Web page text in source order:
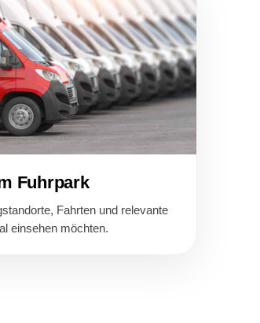
Fuhrpark
Fahrten und relevante
einsehen möchten.